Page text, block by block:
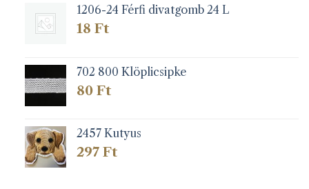
1206-24 Férfi divatgomb 24 L
18 Ft
702 800 Klöplicsipke
80 Ft
2457 Kutyus
297 Ft